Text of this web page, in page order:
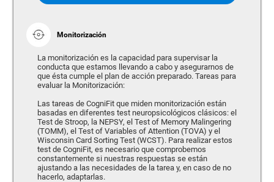
Monitorización
La monitorización es la capacidad para supervisar la
conducta que estamos llevando a cabo y asegurarnos de
que ésta cumple el plan de acción preparado. Tareas para
evaluar la Monitorización:
Las tareas de CogniFit que miden monitorización están
basadas en diferentes test neuropsicológicos clásicos: el
Test de Stroop, la NEPSY, el Test of Memory Malingering
(TOMM), el Test of Variables of Attention (TOVA) y el
Wisconsin Card Sorting Test (WCST). Para realizar estos
test de CogniFit, es necesario que comprobemos
constantemente si nuestras respuestas se están
ajustando a las necesidades de la tarea y, en caso de no
hacerlo, adaptarlas.